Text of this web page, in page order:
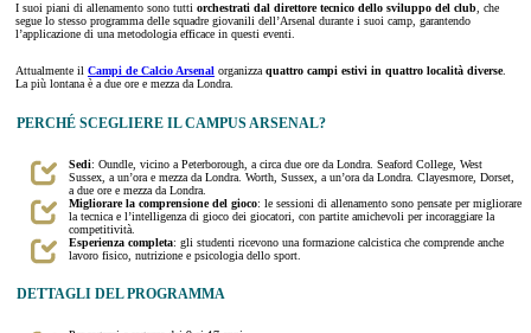
I suoi piani di allenamento sono tutti orchestrati dal direttore tecnico dello sviluppo del club, che
segue lo stesso programma delle squadre giovanili dell’Arsenal durante i suoi camp, garantendo
l’applicazione di una metodologia efficace in questi eventi.
Attualmente il Campi de Calcio Arsenal organizzaquattro campi estivi in quattro località diverse.
La più lontana è a due ore e mezza da Londra.
PERCHÉ SCEGLIERE IL CAMPUS ARSENAL?
Sedi: Oundle, vicino a Peterborough, a circa due ore da Londra. Seaford College, West
Sussex, a un’ora e mezza da Londra. Worth, Sussex, a un’ora da Londra. Clayesmore, Dorset,
a due ore e mezza da Londra.
Migliorare la comprensione del gioco: le sessioni di allenamento sono pensate per migliorare
la tecnica e l’intelligenza di gioco dei giocatori, con partite amichevoli per incoraggiare la
competitività.
Esperienza completa: gli studenti ricevono una formazione calcistica che comprende anche
lavoro fisico, nutrizione e psicologia dello sport.
DETTAGLI DEL PROGRAMMA